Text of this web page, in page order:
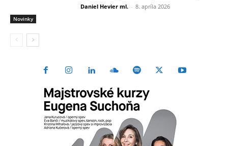
Novinky
Daniel Hevier ml. - 8. apríla 2026